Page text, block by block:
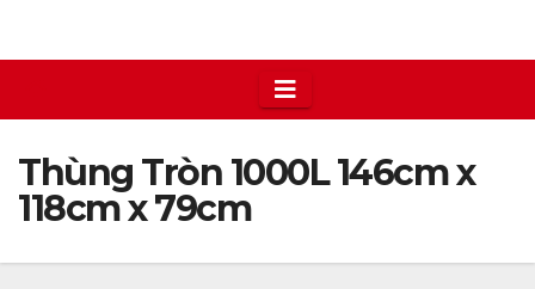
Thùng Tròn 1000L 146cm x
118cm x 79cm